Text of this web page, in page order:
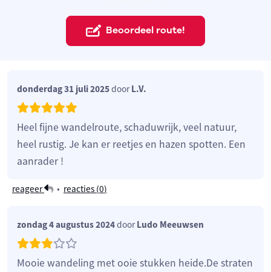
Beoordeel route!
donderdag 31 juli 2025doorL.V.
Heel fijne wandelroute, schaduwrijk, veel natuur,
heel rustig. Je kan er reetjes en hazen spotten. Een
aanrader !
reageer • reacties (0)
zondag 4 augustus 2024doorLudo Meeuwsen
Mooie wandeling met ooie stukken heide.De straten